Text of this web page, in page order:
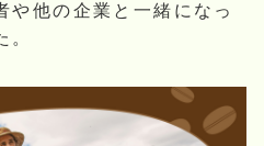
や他の企業と一緒になっ
。